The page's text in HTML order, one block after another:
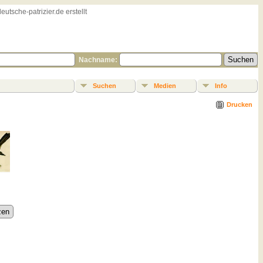
patrizier.de erstellt
Nachname:
Suchen Medien Info
Drucken